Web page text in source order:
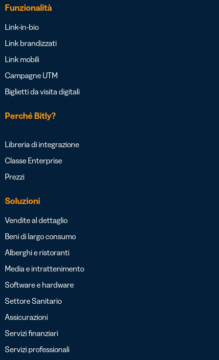
Funzionalità
Link-in-bio
Link brandizzati
Link mobili
Campagne UTM
Biglietti da visita digitali
Perché Bitly?
Libreria di integrazione
Classe Enterprise
Prezzi
Soluzioni
Vendite al dettaglio
Beni di largo consumo
Alberghi e ristoranti
Media e intrattenimento
Software e hardware
Settore Sanitario
Assicurazioni
Servizi finanziari
Servizi professionali